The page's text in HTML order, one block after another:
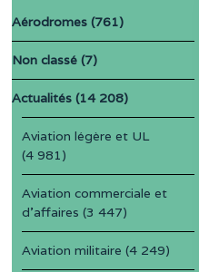
Aérodromes (761)
Non classé (7)
Actualités (14 208)
Aviation légère et UL
(4 981)
Aviation commerciale et
d'affaires (3 447)
Aviation militaire (4 249)